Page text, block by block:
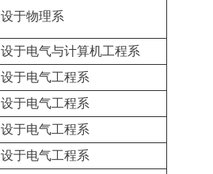
设于物理系
设于电气与计算机工程系
设于电气工程系
设于电气工程系
设于电气工程系
设于电气工程系